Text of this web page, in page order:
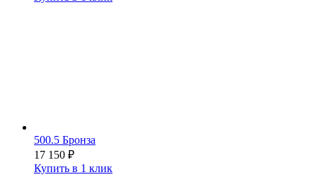
500.5 Бронза
17 150 ₽
Купить в 1 клик